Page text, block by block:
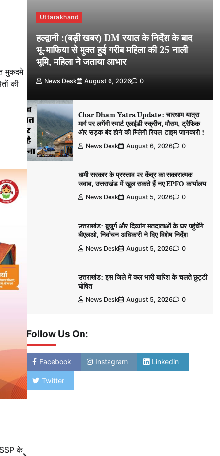
मुकदमे
की
SSP के
Uttarakhand
हल्द्वानी :(बड़ी खबर) DM रयाल के निर्देश के बाद
भू-माफिया से मुक्त हुई गरीब महिला की 25 नाली
भूमि, महिला ने जताया आभार
News Desk August 6, 2026 0
Char Dham Yatra Update: चारधाम यात्रा
मार्ग पर लगेंगी स्मार्ट एलईडी स्क्रीन, मौसम, ट्रैफिक
और सड़क बंद होने की मिलेगी रियल-टाइम जानकारी !
News Desk August 6, 2026 0
धामी सरकार के प्रस्ताव पर केंद्र का सकारात्मक
जवाब, उत्तराखंड में खुल सकते हैं नए EPFO कार्यालय
News Desk August 5, 2026 0
उत्तराखंड: बुजुर्ग और दिव्यांग मतदाताओं के घर पहुंचेंगे
बीएलओ, निर्वाचन अधिकारी ने दिए विशेष निर्देश
News Desk August 5, 2026 0
उत्तराखंड: इस जिले में कल भारी बारिश के चलते छुट्टी
घोषित
News Desk August 5, 2026 0
Follow Us On:
Facebook Instagram Linkedin
Twitter